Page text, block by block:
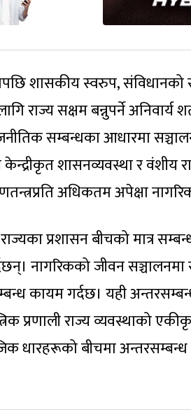
शासकीय स्वरुप, संविधानको
राज्य सक्षम बन्नुपर्ने
सम्बन्धका आधारमा
केन्द्रीकृत शासनव्यवस्था र वंशीय
अधिकतम अपेक्षा
प्रशासन बीचको मात्र
नागरिकको जीवन
कायम गर्दछ। यही
प्रणाली राज्य व्यवस्थाको
धारहरूको बीचमा अन्तरसम्बन्ध